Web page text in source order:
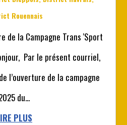
Rouennais
de la Campagne Trans 'Sport
Par le présent courriel,
l’ouverture de la campagne
du...
PLUS